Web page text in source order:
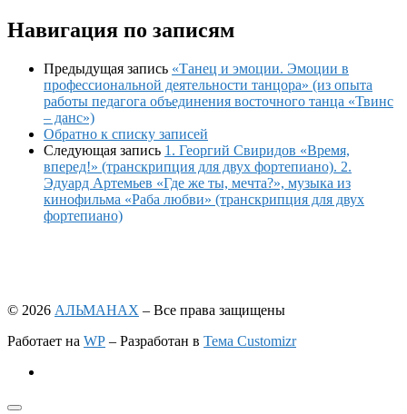
Навигация по записям
Предыдущая запись «Танец и эмоции. Эмоции в
профессиональной деятельности танцора» (из опыта
работы педагога объединения восточного танца «Твинс
– данс»)
Обратно к списку записей
Следующая запись 1. Георгий Свиридов «Время,
вперед!» (транскрипция для двух фортепиано). 2.
Эдуард Артемьев «Где же ты, мечта?», музыка из
кинофильма «Раба любви» (транскрипция для двух
фортепиано)
© 2026 АЛЬМАНАХ – Все права защищены
Работает на WP – Разработан в Тема Customizr